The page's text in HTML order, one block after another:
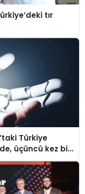
tır
Türkiye
üçüncü kez bir